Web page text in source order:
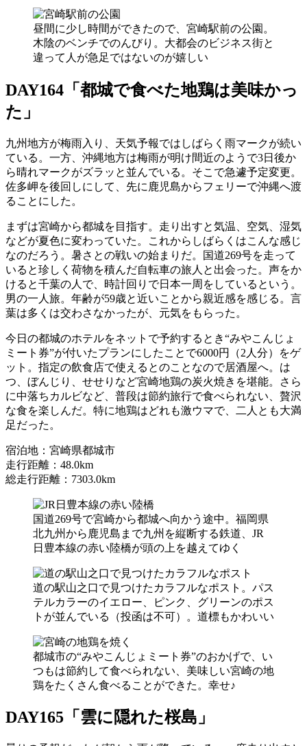
昼間に少し時間ができたので、宮崎駅前の公園。
木陰のベンチでのんびり。大都会のビジネス街と
違って人が急足ではないのが嬉しい
DAY164「都城で食べた地鶏は美味かっ
た」
九州地方が梅雨入り、天気予報ではしばらく雨マークが続い
ている。一方、沖縄地方は梅雨が明け間近のようで3日後か
ら晴れマークがズラッと並んでいる。そこで急遽予定変更。
佐多岬を後回しにして、先に鹿児島からフェリーで沖縄へ渡
ることにした。
まずは宮崎から都城を目指す。走り出すと気温、空気、湿気
などが夏色に変わっていた。これからしばらくはこんな感じ
なのだろう。暑さとの戦いの始まりだ。国道269号を走って
いると珍しく荷物を積んだ自転車の旅人と出会った。声をか
けると千葉の人で、時計回りで日本一周をしているという。
男の一人旅。年齢が59歳と近いことから親近感を感じる。言
葉は多くは交わさなかったが、元気をもらった。
今日の都城のホテルをネットで予約するとき“みやこんじょ
ミート券”が付いたプランにしたことで6000円（2人分）をゲ
ット。指定の飲食店で使えるとのことなので居酒屋へ。は
つ、ぼんじり、せせりなど宮崎地鶏の炭火焼きを堪能。さら
に中落ちカルビなど、普段は節約旅行で食べられない、贅沢
な食を楽しんだ。特に地鶏はどれも激ウマで、二人とも大満
足だった。
宿泊地：宮崎県都城市
走行距離：48.0km
総走行距離：7303.0km
国道269号で宮崎から都城へ向かう途中。福岡県
北九州から鹿児島まで九州を縦断する鉄道、JR
日豊本線の赤い陸橋が頭の上を越えてゆく
道の駅山之口で見つけたカラフルなポスト。パス
テルカラーのイエロー、ピンク、グリーンのポス
トが並んでいる（投函は不可）。道標もかわいい
都城市の“みやこんじょミート券”のおかげで、い
つもは節約して食べられない、美味しい宮崎の地
鶏をたくさん食べることができた。幸せ♪
DAY165「雲に隠れた桜島」